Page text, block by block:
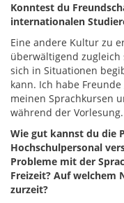
Konntest du
internationalen
Eine andere Kultur zu
überwältigend zugleich
sich in Situationen
kann. Ich habe
meinen Sprachkursen
während der Vorlesung.
Wie gut kannst du die
Hochschulpersonal
Probleme mit der
Freizeit? Auf welchem
zurzeit?